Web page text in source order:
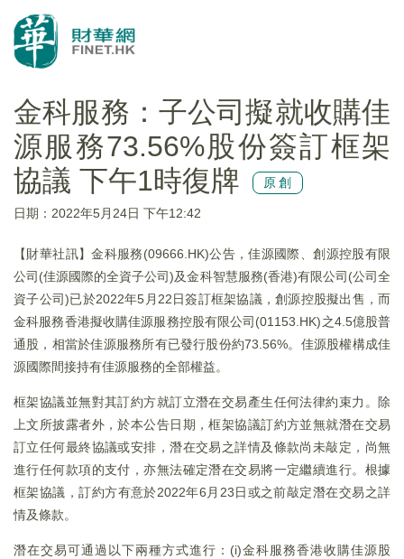
金科服務：子公司擬就收購佳
源服務73.56%股份簽訂框架
協議 下午1時復牌
原創
日期：2022年5月24日 下午12:42
【財華社訊】金科服務(09666.HK)公告，佳源國際、創源控股有限
公司(佳源國際的全資子公司)及金科智慧服務(香港)有限公司(公司全
資子公司)已於2022年5月22日簽訂框架協議，創源控股擬出售，而
金科服務香港擬收購佳源服務控股有限公司(01153.HK)之4.5億股普
通股，相當於佳源服務所有已發行股份約73.56%。佳源股權構成佳
源國際間接持有佳源服務的全部權益。
框架協議並無對其訂約方就訂立潛在交易產生任何法律約束力。除
上文所披露者外，於本公告日期，框架協議訂約方並無就潛在交易
訂立任何最終協議或安排，潛在交易之詳情及條款尚未敲定，尚無
進行任何款項的支付，亦無法確定潛在交易將一定繼續進行。根據
框架協議，訂約方有意於2022年6月23日或之前敲定潛在交易之詳
情及條款。
潛在交易可通過以下兩種方式進行：(i)金科服務香港收購佳源股